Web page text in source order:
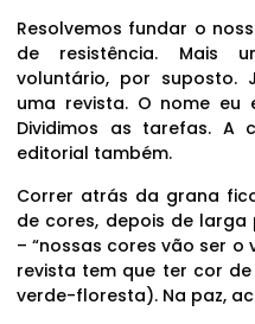
Resolvemos fundar o
de resistência. Mais
voluntário, por suposto.
uma revista. O nome eu
Dividimos as tarefas. A
editorial também.
Correr atrás da grana
de cores, depois de
– “nossas cores vão ser
revista tem que ter cor
verde-floresta). Na paz,